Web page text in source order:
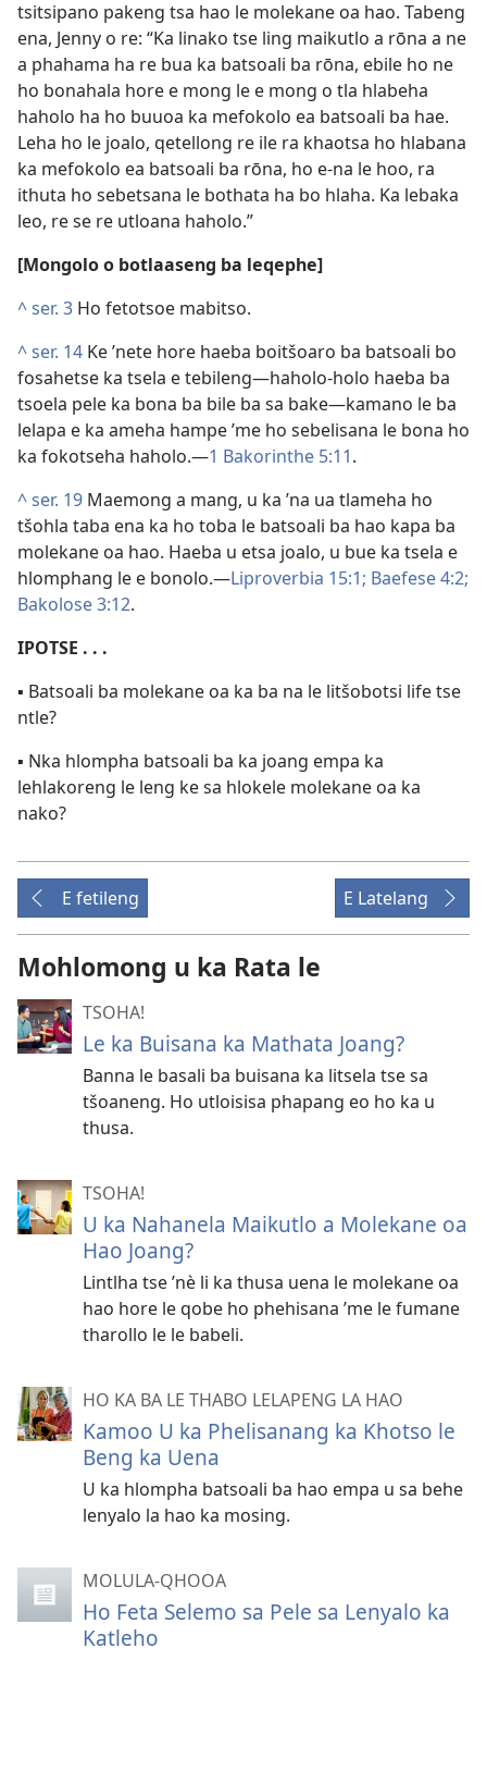
tsitsipano pakeng tsa hao le molekane oa hao. Tabeng
ena, Jenny o re: “Ka linako tse ling maikutlo a rōna a ne
a phahama ha re bua ka batsoali ba rōna, ebile ho ne
ho bonahala hore e mong le e mong o tla hlabeha
haholo ha ho buuoa ka mefokolo ea batsoali ba hae.
Leha ho le joalo, qetellong re ile ra khaotsa ho hlabana
ka mefokolo ea batsoali ba rōna, ho e-na le hoo, ra
ithuta ho sebetsana le bothata ha bo hlaha. Ka lebaka
leo, re se re utloana haholo.”
[Mongolo o botlaaseng ba leqephe]
^ser. 3 Ho fetotsoe mabitso.
^ser. 14 Ke ’nete hore haeba boitšoaro ba batsoali bo
fosahetse ka tsela e tebileng—haholo-holo haeba ba
tsoela pele ka bona ba bile ba sa bake—kamano le ba
lelapa e ka ameha hampe ’me ho sebelisana le bona ho
ka fokotseha haholo.—1 Bakorinthe 5:11.
^ser. 19 Maemong a mang, u ka ’na ua tlameha ho
tšohla taba ena ka ho toba le batsoali ba hao kapa ba
molekane oa hao. Haeba u etsa joalo, u bue ka tsela e
hlomphang le e bonolo.—Liproverbia 15:1; Baefese 4:2;
Bakolose 3:12.
IPOTSE . . .
▪ Batsoali ba molekane oa ka ba na le litšobotsi life tse
ntle?
▪ Nka hlompha batsoali ba ka joang empa ka
lehlakoreng le leng ke sa hlokele molekane oa ka
nako?
E fetileng E Latelang
Mohlomong u ka Rata le
TSOHA!
Le ka Buisana ka Mathata Joang?
Banna le basali ba buisana ka litsela tse sa
tšoaneng. Ho utloisisa phapang eo ho ka u
thusa.
TSOHA!
U ka Nahanela Maikutlo a Molekane oa
Hao Joang?
Lintlha tse ’nè li ka thusa uena le molekane oa
hao hore le qobe ho phehisana ’me le fumane
tharollo le le babeli.
HO KA BA LE THABO LELAPENG LA HAO
Kamoo U ka Phelisanang ka Khotso le
Beng ka Uena
U ka hlompha batsoali ba hao empa u sa behe
lenyalo la hao ka mosing.
MOLULA-QHOOA
Ho Feta Selemo sa Pele sa Lenyalo ka
Katleho